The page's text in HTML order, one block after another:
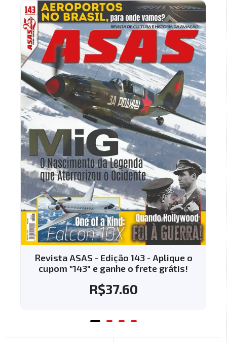
Revista ASAS - Edição 143 - Aplique o
cupom "143" e ganhe o frete grátis!
R$37.60